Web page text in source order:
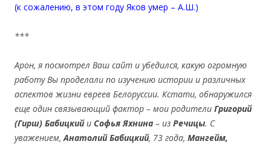
(к сожалению, в этом году Яков умер – А.Ш.)
***
Арон, я посмотрел Ваш сайт и убедился, какую огромную
работу Вы проделали по изучению истории и различных
аспектов жизни евреев Белоруссии. Кстати, обнаружился
еще один связывающий фактор – мои родители Григорий
(Гирш) Бабицкий и Софья Яхнина – из Речицы. С
уважением, Анатолий Бабицкий, 73 года, Мангейм,